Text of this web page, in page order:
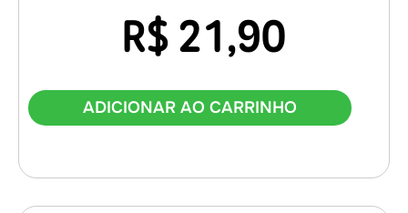
R$ 21,90
ADICIONAR AO CARRINHO